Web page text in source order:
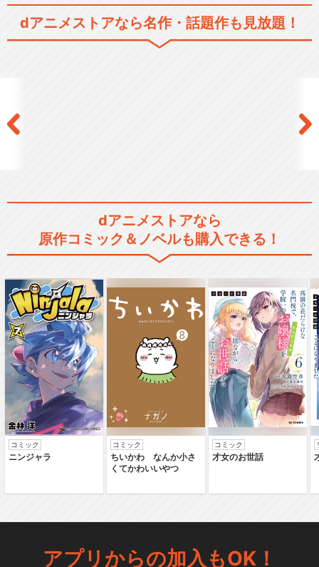
秘密結社 鷹の爪 EX
秘密結社 鷹の爪 GT
秘密結社 鷹の爪 THE MOVIE
～総統は…
秘密結社 鷹の爪 THE MOVIE
Ⅱ～私…
dアニメストアなら名作・話題作も見放題！
dアニメストアなら
原作コミック＆ノベルも購入できる！
コミック
ニンジャラ
コミック
ちいかわ なんか小さ
くてかわいいやつ
コミック
才女のお世話
アプリからの加入もOK！